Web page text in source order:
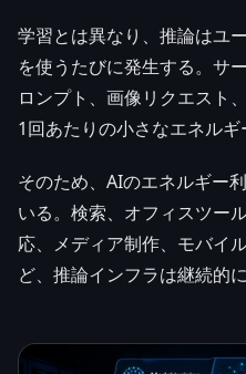
学習とは異なり、推論はユ
を使うたびに発生する。サ
ロンプト、画像リクエスト
1回あたりの小さなエネルギ
そのため、AIのエネルギー
いる。検索、オフィスツー
応、メディア制作、モバイ
ど、推論インフラは継続的